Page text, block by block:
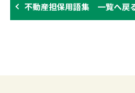
不動産担保用語集 一覧へ戻